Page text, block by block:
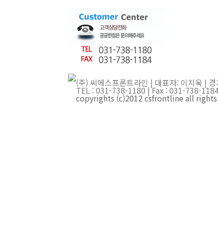
(주) 씨에스프론트라인 | 대표자: 이치욱 |
TEL : 031-738-1180 | Fax : 031-738-
copyrights (c)2012 csfrontline all